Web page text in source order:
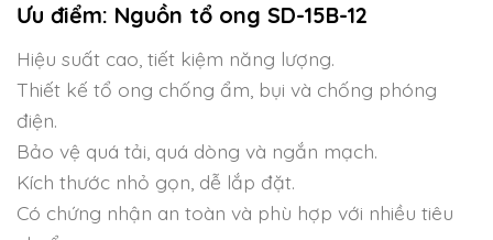
Ưu điểm: Nguồn tổ ong SD-15B-12
Hiệu suất cao, tiết kiệm năng lượng.
Thiết kế tổ ong chống ẩm, bụi và chống phóng
điện.
Bảo vệ quá tải, quá dòng và ngắn mạch.
Kích thước nhỏ gọn, dễ lắp đặt.
Có chứng nhận an toàn và phù hợp với nhiều tiêu